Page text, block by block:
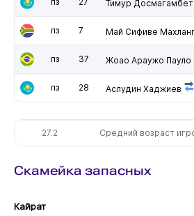
Тимур
пз 7 Май Сифиве
пз 37 Жоао Араужо Пауло
пз 28 Аслудин Хаджиев
27.2 Средний возраст
Скамейка запасных
Кайрат